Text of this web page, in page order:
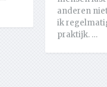
anderen
ik
praktijk. …